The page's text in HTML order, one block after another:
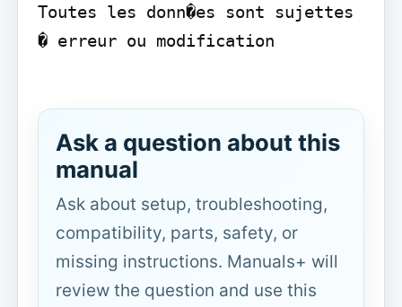
Toutes les donn�es sont sujettes
� erreur ou modification
Ask a question about this
manual
Ask about setup, troubleshooting,
compatibility, parts, safety, or
missing instructions. Manuals+ will
review the question and use this